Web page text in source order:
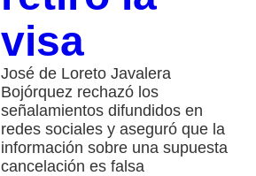
visa
José de Loreto Javalera
Bojórquez rechazó los
señalamientos difundidos en
redes sociales y aseguró que la
información sobre una supuesta
cancelación es falsa